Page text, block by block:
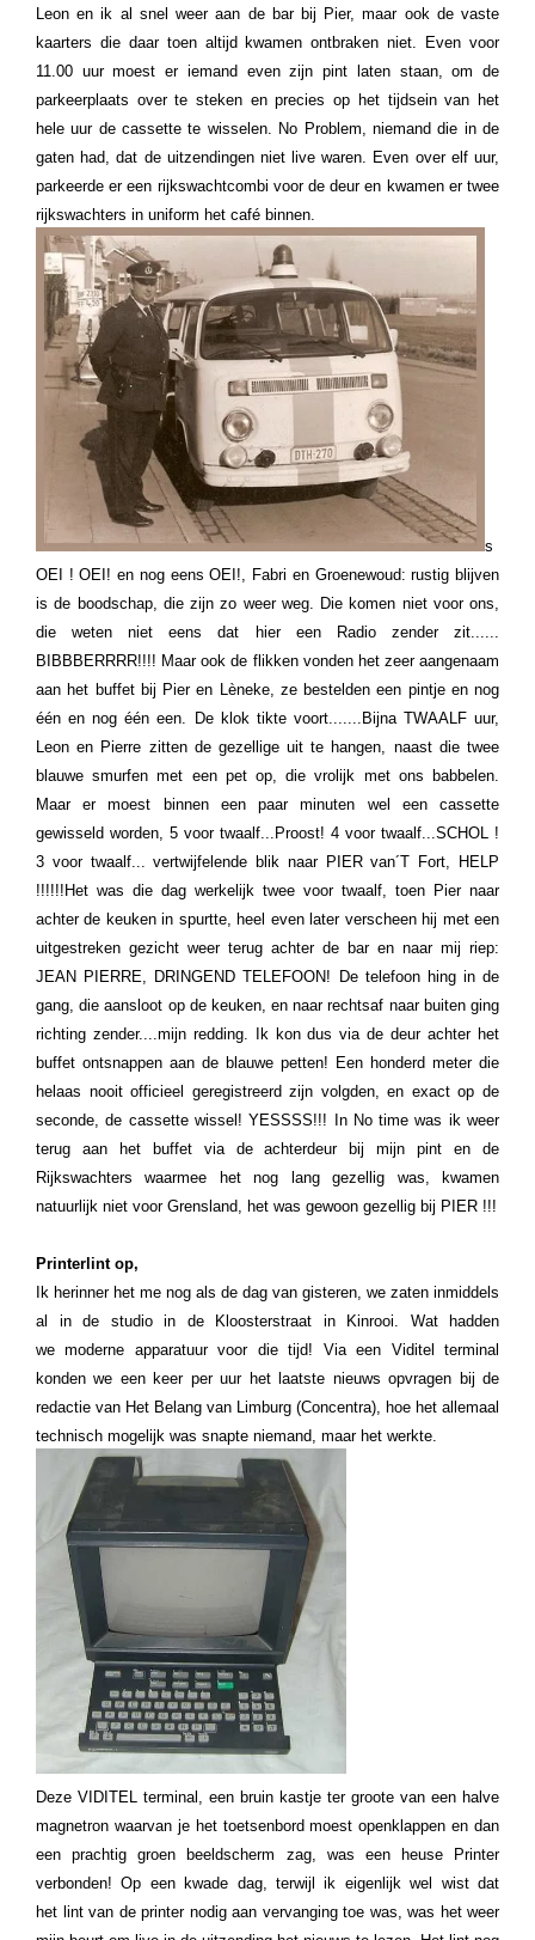
Leon en ik al snel weer aan de bar bij Pier, maar ook de vaste
kaarters die daar toen altijd kwamen ontbraken niet. Even voor
11.00 uur moest er iemand even zijn pint laten staan, om de
parkeerplaats over te steken en precies op het tijdsein van het
hele uur de cassette te wisselen. No Problem, niemand die in de
gaten had, dat de uitzendingen niet live waren. Even over elf uur,
parkeerde er een rijkswachtcombi voor de deur en kwamen er twee
rijkswachters in uniform het café binnen.
s
OEI ! OEI! en nog eens OEI!, Fabri en Groenewoud: rustig blijven
is de boodschap, die zijn zo weer weg. Die komen niet voor ons,
die weten niet eens dat hier een Radio zender zit......
BIBBBERRRR!!!! Maar ook de flikken vonden het zeer aangenaam
aan het buffet bij Pier en Lèneke, ze bestelden een pintje en nog
één en nog één een. De klok tikte voort.......Bijna TWAALF uur,
Leon en Pierre zitten de gezellige uit te hangen, naast die twee
blauwe smurfen met een pet op, die vrolijk met ons babbelen.
Maar er moest binnen een paar minuten wel een cassette
gewisseld worden, 5 voor twaalf...Proost! 4 voor twaalf...SCHOL !
3 voor twaalf... vertwijfelende blik naar PIER van´T Fort, HELP
!!!!!!Het was die dag werkelijk twee voor twaalf, toen Pier naar
achter de keuken in spurtte, heel even later verscheen hij met een
uitgestreken gezicht weer terug achter de bar en naar mij riep:
JEAN PIERRE, DRINGEND TELEFOON! De telefoon hing in de
gang, die aansloot op de keuken, en naar rechtsaf naar buiten ging
richting zender....mijn redding. Ik kon dus via de deur achter het
buffet ontsnappen aan de blauwe petten! Een honderd meter die
helaas nooit officieel geregistreerd zijn volgden, en exact op de
seconde, de cassette wissel! YESSSS!!! In No time was ik weer
terug aan het buffet via de achterdeur bij mijn pint en de
Rijkswachters waarmee het nog lang gezellig was, kwamen
natuurlijk niet voor Grensland, het was gewoon gezellig bij PIER !!!
Printerlint op,
Ik herinner het me nog als de dag van gisteren, we zaten inmiddels
al in de studio in de Kloosterstraat in Kinrooi. Wat hadden
we moderne apparatuur voor die tijd! Via een Viditel terminal
konden we een keer per uur het laatste nieuws opvragen bij de
redactie van Het Belang van Limburg (Concentra), hoe het allemaal
technisch mogelijk was snapte niemand, maar het werkte.
Deze VIDITEL terminal, een bruin kastje ter groote van een halve
magnetron waarvan je het toetsenbord moest openklappen en dan
een prachtig groen beeldscherm zag, was een heuse Printer
verbonden!Op een kwade dag, terwijl ik eigenlijk wel wist dat
het lint van de printer nodig aan vervanging toe was, was het weer